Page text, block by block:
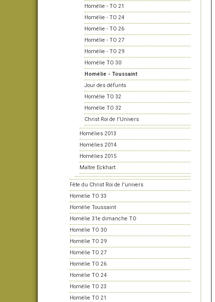
Homélie - TO 21
Homélie - TO 24
Homélie - TO 26
Homélie - TO 27
Homélie - TO 29
Homélie TO 30
Homélie - Toussaint
Jour des défunts
Homélie TO 32
Homélie TO 32
Christ Roi de l'Univers
Homélies 2013
Homélies 2014
Homélies 2015
Maître Eckhart
Fête du Christ Roi de l'univers
Homélie TO 33
Homélie Toussaint
Homélie 31e dimanche TO
Homélie TO 30
Homélie TO 29
Homélie TO 27
Homélie TO 26
Homélie TO 24
Homélie TO 23
Homélie TO 21